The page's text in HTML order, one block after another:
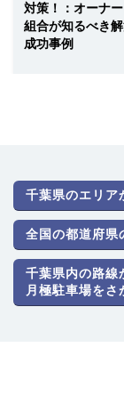
対策！：オーナ
組合が知るべき
成功事例
千葉県のエリア
全国の都道府県
千葉県内の路線
月極駐車場をさ